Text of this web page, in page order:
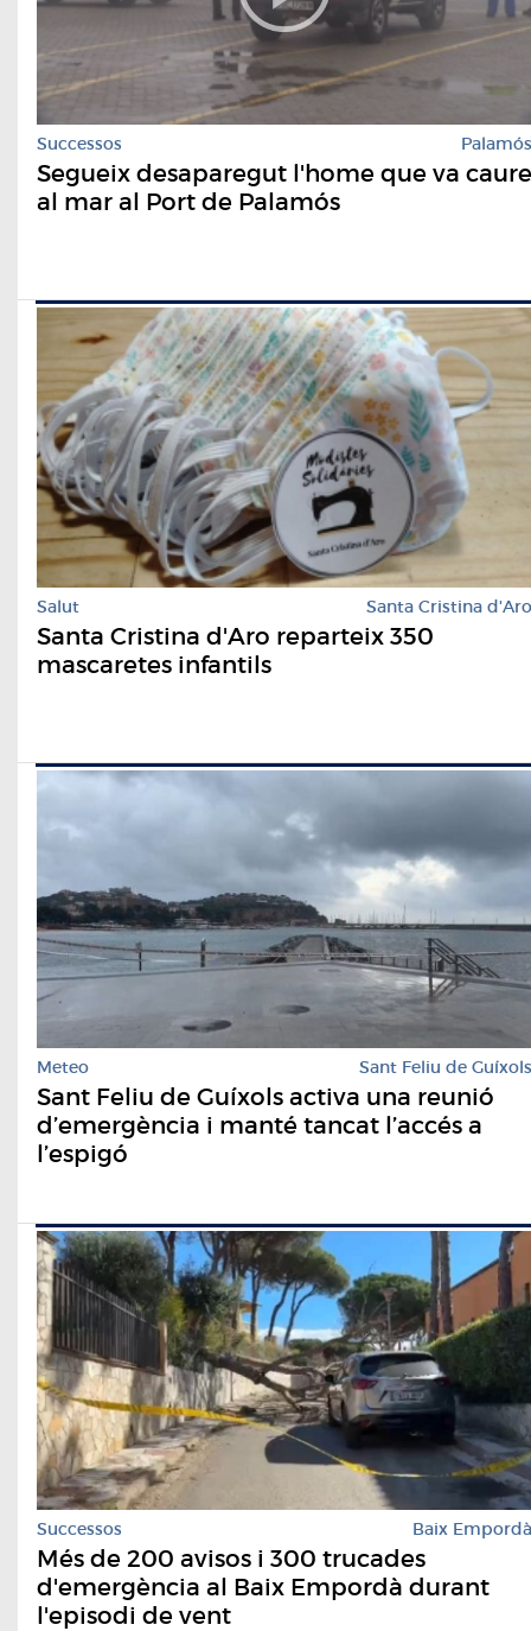
Successos Palamós
Segueix desaparegut l'home que va caure
al mar al Port de Palamós
Salut Santa Cristina d'Aro
Santa Cristina d'Aro reparteix 350
mascaretes infantils
Meteo Sant Feliu de Guíxols
Sant Feliu de Guíxols activa una reunió
d’emergència i manté tancat l’accés a
l’espigó
Successos Baix Empordà
Més de 200 avisos i 300 trucades
d'emergència al Baix Empordà durant
l'episodi de vent